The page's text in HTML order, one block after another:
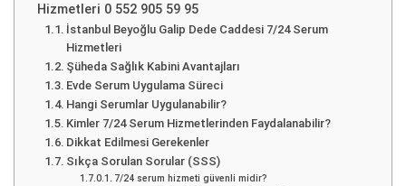
Hizmetleri 0 552 905 59 95
İstanbul Beyoğlu Galip Dede Caddesi 7/24 Serum
Hizmetleri
Şüheda Sağlık Kabini Avantajları
Evde Serum Uygulama Süreci
Hangi Serumlar Uygulanabilir?
Kimler 7/24 Serum Hizmetlerinden Faydalanabilir?
Dikkat Edilmesi Gerekenler
Sıkça Sorulan Sorular (SSS)
7/24 serum hizmeti güvenli midir?